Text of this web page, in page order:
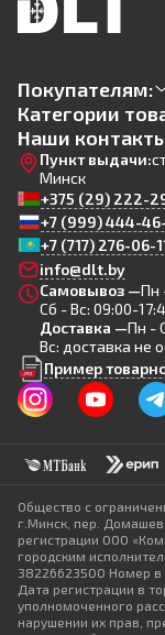
Покупателям:
Категории
Наши
Пункт выдачи:
Минск
+375 (29) 222-
+7 (999) 444-
+7 (717) 276-06-
info@dlt.by
Самовывоз —Пн
Сб - Вс: 09:00-
Доставка —Пн -
Вс: доставка не
Пример
Общество с
г.Минск, пер.
регистрации ООО
городским
38226623500 Номер в
Дата регистрации в
уполномоченного
нарушении их прав,